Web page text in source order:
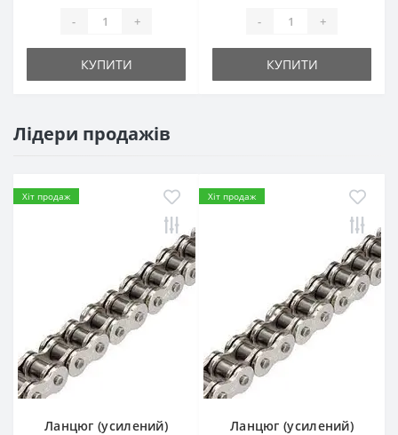
- +
КУПИТИ
- +
КУПИТИ
Лідери продажів
Хіт продаж
Ланцюг (усилений)
Хіт продаж
Ланцюг (усилений)